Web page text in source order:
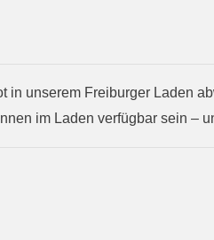
unserem Freiburger Laden
im Laden verfügbar sein –